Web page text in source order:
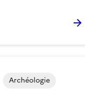
Archéologie